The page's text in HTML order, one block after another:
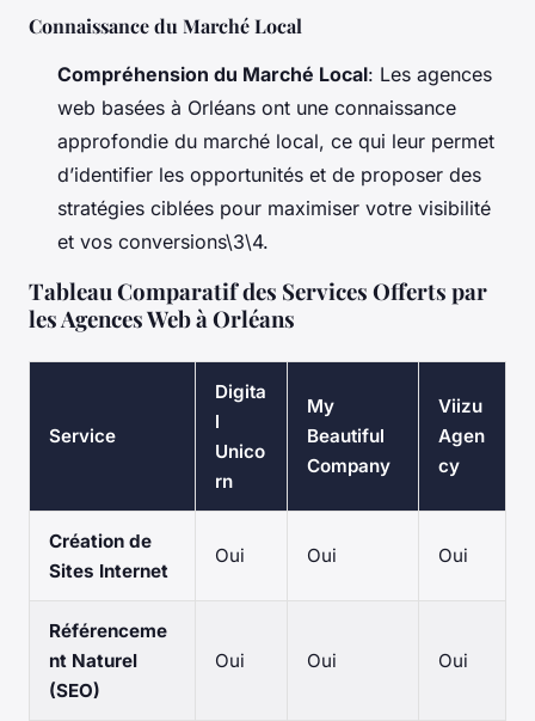
Connaissance du Marché Local
Compréhension du Marché Local: Les agences
web basées à Orléans ont une connaissance
approfondie du marché local, ce qui leur permet
d’identifier les opportunités et de proposer des
stratégies ciblées pour maximiser votre visibilité
et vos conversions\3\4.
Tableau Comparatif des Services Offerts par
les Agences Web à Orléans
Service
Digita
l
Unico
rn
My
Beautiful
Company
Viizu
Agen
cy
Création de
Sites Internet
Oui Oui Oui
Référenceme
nt Naturel
(SEO)
Oui Oui Oui